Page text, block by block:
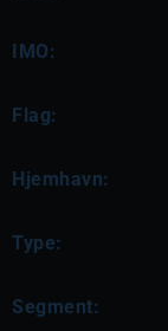
IMO:
Flag:
Hjemhavn:
Type:
Segment: